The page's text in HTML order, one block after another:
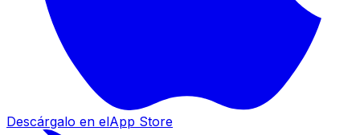
Descárgalo en elApp Store